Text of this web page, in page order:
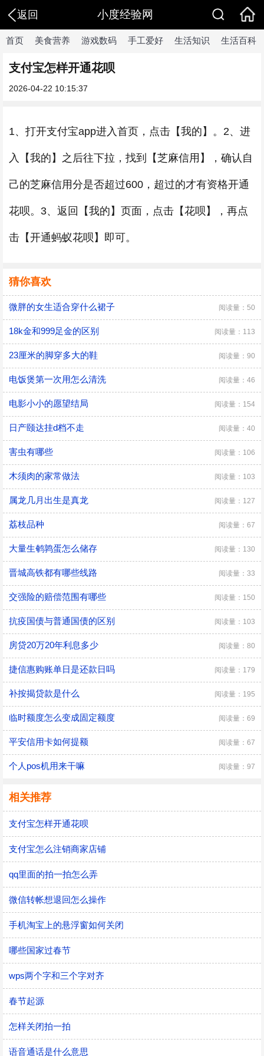
返回 小度经验网
首页 美食营养 游戏数码 手工爱好 生活知识 生活百科
支付宝怎样开通花呗
2026-04-22 10:15:37
1、打开支付宝app进入首页，点击【我的】。2、进
入【我的】之后往下拉，找到【芝麻信用】，确认自
己的芝麻信用分是否超过600，超过的才有资格开通
花呗。3、返回【我的】页面，点击【花呗】，再点
击【开通蚂蚁花呗】即可。
猜你喜欢
微胖的女生适合穿什么裙子 阅读量：50
18k金和999足金的区别 阅读量：113
23厘米的脚穿多大的鞋 阅读量：90
电饭煲第一次用怎么清洗 阅读量：46
电影小小的愿望结局 阅读量：154
日产颐达挂d档不走 阅读量：40
害虫有哪些 阅读量：106
木须肉的家常做法 阅读量：103
属龙几月出生是真龙 阅读量：127
荔枝品种 阅读量：67
大量生鹌鹑蛋怎么储存 阅读量：130
晋城高铁都有哪些线路 阅读量：33
交强险的赔偿范围有哪些 阅读量：150
抗疫国债与普通国债的区别 阅读量：103
房贷20万20年利息多少 阅读量：80
捷信惠购账单日是还款日吗 阅读量：179
补按揭贷款是什么 阅读量：195
临时额度怎么变成固定额度 阅读量：69
平安信用卡如何提额 阅读量：67
个人pos机用来干嘛 阅读量：97
相关推荐
支付宝怎样开通花呗
支付宝怎么注销商家店铺
qq里面的拍一拍怎么弄
微信转帐想退回怎么操作
手机淘宝上的悬浮窗如何关闭
哪些国家过春节
wps两个字和三个字对齐
春节起源
怎样关闭拍一拍
语音通话是什么意思